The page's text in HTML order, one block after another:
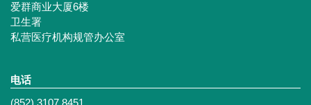
爱群商业大厦6楼
卫生署
私营医疗机构规管办公室
电话